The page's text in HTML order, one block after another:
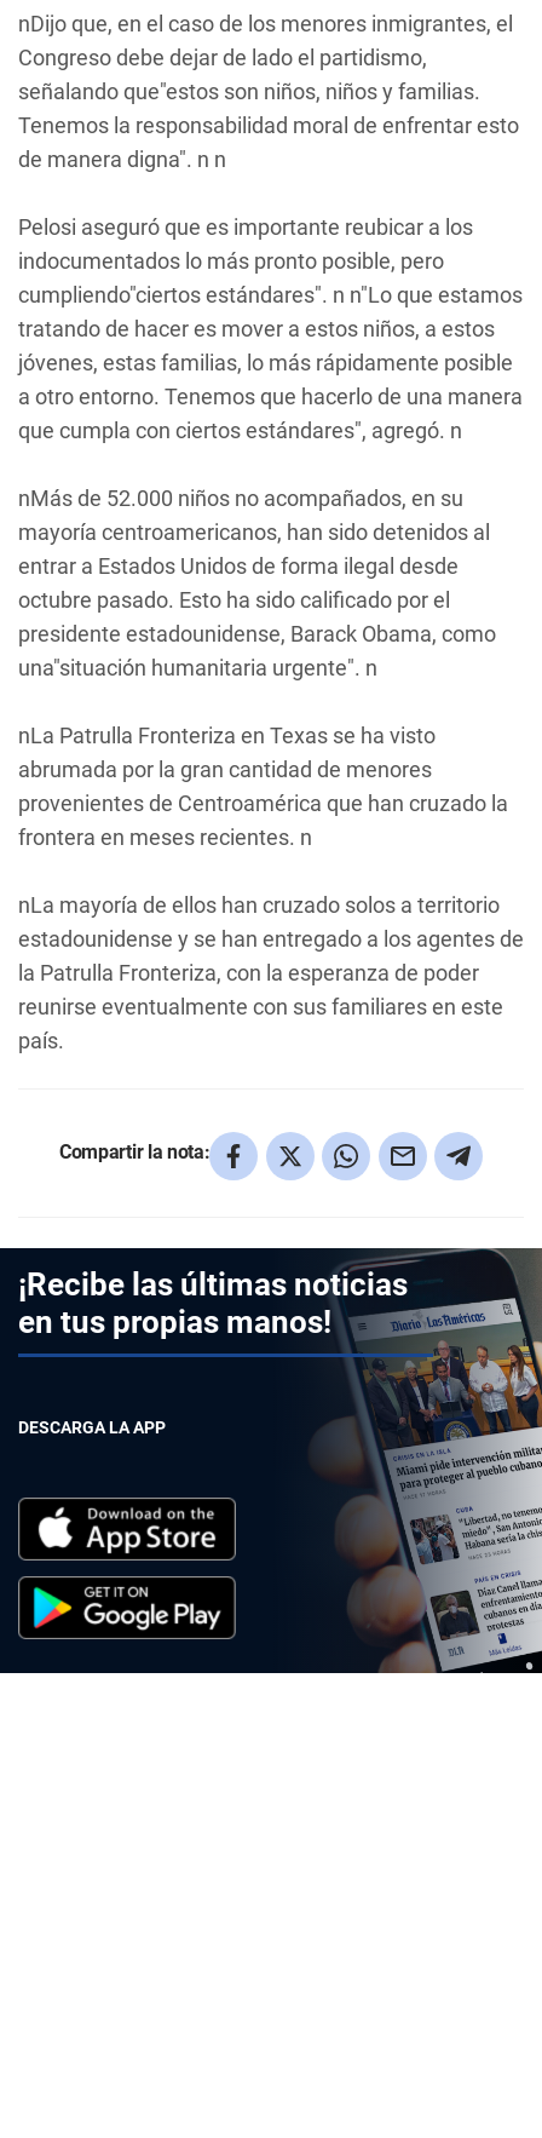
nDijo que, en el caso de los menores inmigrantes, el
Congreso debe dejar de lado el partidismo,
señalando que"estos son niños, niños y familias.
Tenemos la responsabilidad moral de enfrentar esto
de manera digna". n n
Pelosi aseguró que es importante reubicar a los
indocumentados lo más pronto posible, pero
cumpliendo"ciertos estándares". n n"Lo que estamos
tratando de hacer es mover a estos niños, a estos
jóvenes, estas familias, lo más rápidamente posible
a otro entorno. Tenemos que hacerlo de una manera
que cumpla con ciertos estándares", agregó. n
nMás de 52.000 niños no acompañados, en su
mayoría centroamericanos, han sido detenidos al
entrar a Estados Unidos de forma ilegal desde
octubre pasado. Esto ha sido calificado por el
presidente estadounidense, Barack Obama, como
una"situación humanitaria urgente". n
nLa Patrulla Fronteriza en Texas se ha visto
abrumada por la gran cantidad de menores
provenientes de Centroamérica que han cruzado la
frontera en meses recientes. n
nLa mayoría de ellos han cruzado solos a territorio
estadounidense y se han entregado a los agentes de
la Patrulla Fronteriza, con la esperanza de poder
reunirse eventualmente con sus familiares en este
país.
Compartir la nota:
¡Recibe las últimas noticias
en tus propias manos!
DESCARGA LA APP